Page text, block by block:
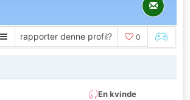
rapporter denne profil? 0
En kvinde